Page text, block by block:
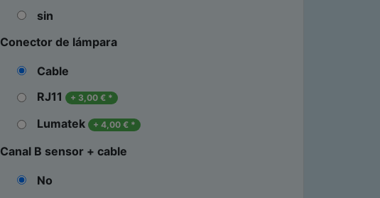
sin
Conector de lámpara
Cable
RJ11
+ 3,00 € *
Lumatek +4,00 € *
Canal B sensor + cable
No